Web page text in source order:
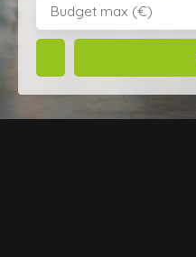
Budget max (€)